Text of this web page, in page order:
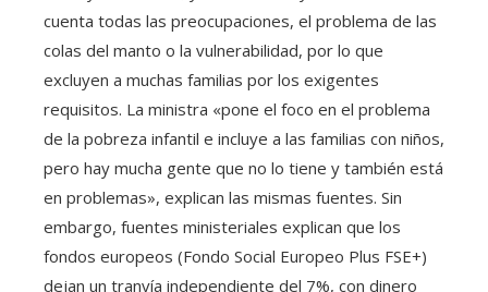
cuenta todas las preocupaciones, el problema de las
colas del manto o la vulnerabilidad, por lo que
excluyen a muchas familias por los exigentes
requisitos. La ministra «pone el foco en el problema
de la pobreza infantil e incluye a las familias con niños,
pero hay mucha gente que no lo tiene y también está
en problemas», explican las mismas fuentes. Sin
embargo, fuentes ministeriales explican que los
fondos europeos (Fondo Social Europeo Plus FSE+)
dejan un tranvía independiente del 7%, con dinero